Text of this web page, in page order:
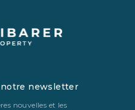
newsletter
nouvelles et les